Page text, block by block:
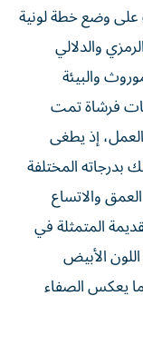
وضع خطة لونية
والدلالي
والبيئة
فرشاة تمت
إذ يطغى
بدرجاته المختلفة
والاتساع
المتمثلة في
الأبيض
ما يعكس الصفاء